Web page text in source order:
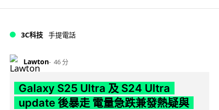
3C科技 手提電話
Lawton 46 分
Galaxy S25 Ultra 及 S24 Ultra
update 後暴走 電量急跌兼發熱疑與